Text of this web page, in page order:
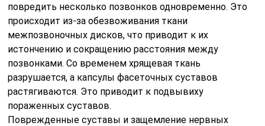
повредить несколько позвонков одновременно. Это
происходит из-за обезвоживания ткани
межпозвоночных дисков, что приводит к их
истончению и сокращению расстояния между
позвонками. Со временем хрящевая ткань
разрушается, а капсулы фасеточных суставов
растягиваются. Это приводит к подвывиху
пораженных суставов.
Поврежденные суставы и защемление нервных